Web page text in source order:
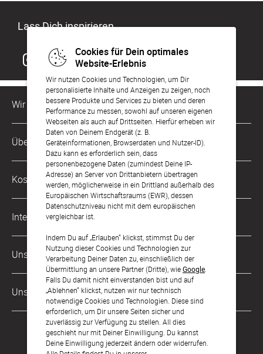
Cookies für Dein optimales
Website-Erlebnis
Wir nutzen Cookies und Technologien, um Dir
personalisierte Inhalte und Anzeigen zu zeigen, noch
bessere Produkte und Services zu bieten und deren
Performance zu messen, sowohl auf unseren eigenen
Webseiten als auch auf Drittseiten. Hierfür erheben wir
Daten von Deinem Endgerät (z. B.
Geräteinformationen, Browserdaten und Nutzer-ID).
Dazu kann es erforderlich sein, dass
personenbezogene Daten (zumindest Deine IP-
Adresse) an Server von Drittanbietern übertragen
werden, möglicherweise in ein Drittland außerhalb des
Europäischen Wirtschaftsraums (EWR), dessen
Datenschutzniveau nicht mit dem europäischen
vergleichbar ist.
Indem Du auf „Erlauben“ klickst, stimmst Du der
Nutzung dieser Cookies und Technologien zur
Verarbeitung Deiner Daten zu, einschließlich der
Übermittlung an unsere Partner (Dritte), wieGoogle
Falls Du damit nicht einverstanden bist und auf
„Ablehnen“ klickst, nutzen wir nur technisch
notwendige Cookies und Technologien. Diese sind
erforderlich, um Dir unsere Seiten sicher und
zuverlässig zur Verfügung zu stellen. All dies
geschieht nur mit Deiner Einwilligung. Du kannst
Deine Einwilligung jederzeit ändern oder widerrufen.
Lass Dich inspirieren
Wir sind für Dich da
Kundenservice-Hotline
0049 221 956 725 10
Mo. - Fr. von 9 bis 17 Uhr
kontakt@sendmoments.ch
Über Uns
Philosophie
Karriere
Impressum
AGB & Widerrufsrecht
Zahlung & Versand
Datenschutz
LLM's
Kostenlose Services
Musterkarten
Digitale Gästelisten
FAQ & Hilfe
International
Deutschland
Österreich
Frankreich
Unsere Zahlungsarten
Unsere Partner